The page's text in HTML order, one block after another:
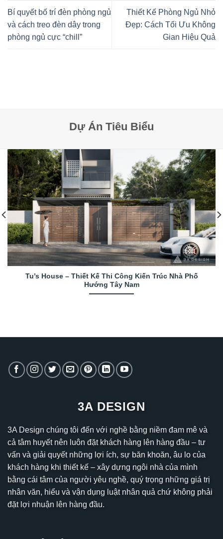
Bí quyết bố trí đèn phòng ngủ
và cách treo đèn dây trong
phòng ngủ cực “chill”
Thiết Kế Phòng Ngủ Nhỏ
Đẹp: Cách Tối Ưu Không
Gian Hiệu Quả
Dự Án Tiêu Biểu
Tu’s House – Thiết Kế Thi Công Kiến Trúc Nhà Phố
Hướng Tây Nam
3A DESIGN
3A Design chúng tôi đến với nghề bằng niềm đam mê và
cả tâm huyết nên luôn đặt khách hàng lên hàng đầu – tư
vấn và giải quyết những lợi ích, sự băn khoăn, âu lo của
khách hàng khi thiết kế – xây dựng ngôi nhà của mình
bằng cái tâm của người yêu nghề, quý trọng những giá trị
nhân văn, hiểu và vận dụng luật nhân quả chứ không phải
đặt lợi nhuận lên hàng đầu.